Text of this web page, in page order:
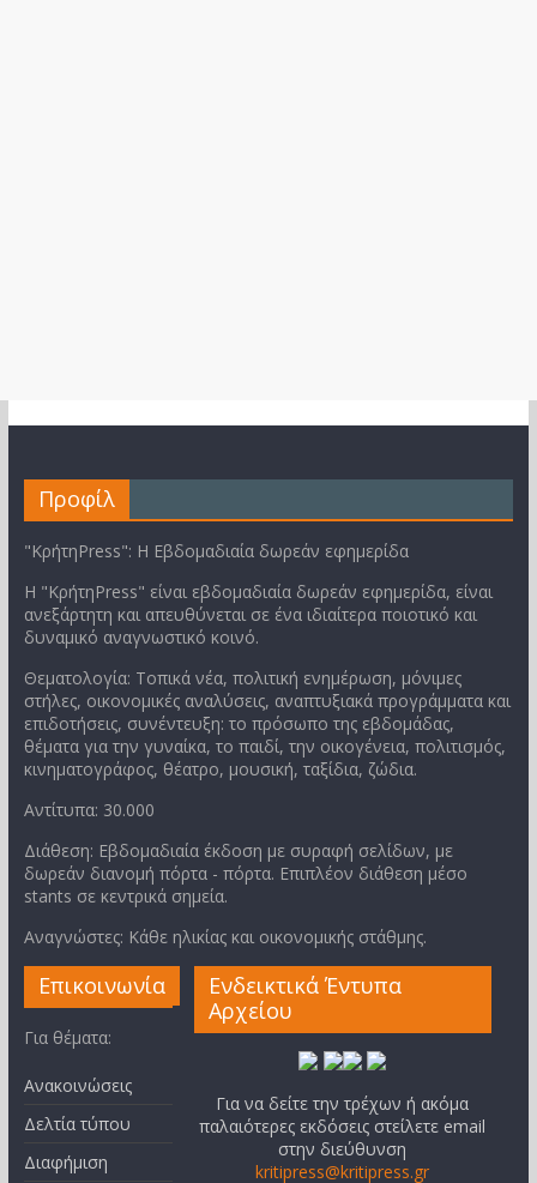
Προφίλ
"ΚρήτηPress": Η Εβδομαδιαία δωρεάν εφημερίδα
Η "ΚρήτηPress" είναι εβδομαδιαία δωρεάν εφημερίδα, είναι
ανεξάρτητη και απευθύνεται σε ένα ιδιαίτερα ποιοτικό και
δυναμικό αναγνωστικό κοινό.
Θεματολογία: Τοπικά νέα, πολιτική ενημέρωση, μόνιμες
στήλες, οικονομικές αναλύσεις, αναπτυξιακά προγράμματα και
επιδοτήσεις, συνέντευξη: το πρόσωπο της εβδομάδας,
θέματα για την γυναίκα, το παιδί, την οικογένεια, πολιτισμός,
κινηματογράφος, θέατρο, μουσική, ταξίδια, ζώδια.
Αντίτυπα: 30.000
Διάθεση: Εβδομαδιαία έκδοση με συραφή σελίδων, με
δωρεάν διανομή πόρτα - πόρτα. Επιπλέον διάθεση μέσο
stants σε κεντρικά σημεία.
Αναγνώστες: Κάθε ηλικίας και οικονομικής στάθμης.
Επικοινωνία
Για θέματα:
Ανακοινώσεις
Δελτία τύπου
Διαφήμιση
Ενδεικτικά Έντυπα
Αρχείου
Για να δείτε την τρέχων ή ακόμα
παλαιότερες εκδόσεις στείλετε email
στην διεύθυνση
kritipress@kritipress.gr